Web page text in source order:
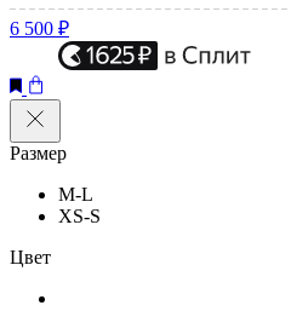
6 500 ₽
Размер
M-L
XS-S
Цвет